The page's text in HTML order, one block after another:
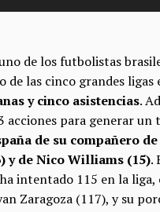
de los futbolistas
de las cinco grandes ligas
y cinco asistencias.
acciones para generar un
de su compañero
y de Nico Williams (15).
ha intentado 115 en la liga,
Zaragoza (117), y su